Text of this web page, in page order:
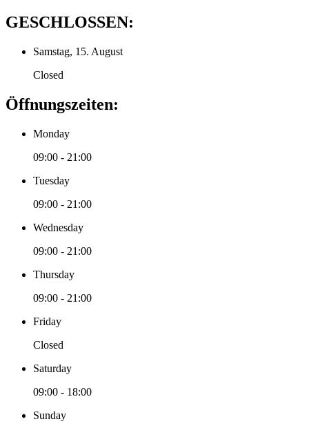
GESCHLOSSEN:
Samstag, 15. August
Closed
Öffnungszeiten:
Monday
09:00 - 21:00
Tuesday
09:00 - 21:00
Wednesday
09:00 - 21:00
Thursday
09:00 - 21:00
Friday
Closed
Saturday
09:00 - 18:00
Sunday